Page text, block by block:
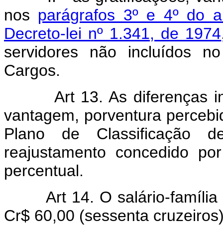
nos parágrafos 3º e 4º do
Decreto-lei nº 1.341, de 1974
servidores não incluídos
Cargos.
Art 13. As diferenças
vantagem, porventura
Plano de Classificação
reajustamento concedido
percentual.
Art 14. O salário-família
Cr$ 60,00 (sessenta